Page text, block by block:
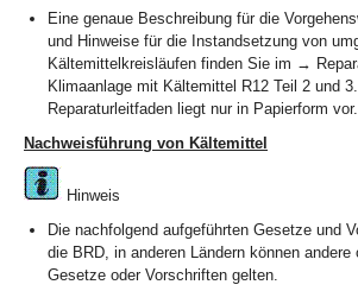
Eine genaue Beschreibung für die
und Hinweise für die Instandsetzung von
Kältemittelkreisläufen finden Sie im →
Klimaanlage mit Kältemittel R12 Teil 2 und
Reparaturleitfaden liegt nur in Papierform vor.
Nachweisführung von Kältemittel
Hinweis
Die nachfolgend aufgeführten Gesetze und
die BRD, in anderen Ländern können
Gesetze oder Vorschriften gelten.